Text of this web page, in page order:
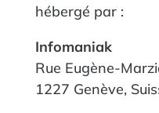
hébergé par :
Infomaniak
Rue Eugène-
1227 Genève,